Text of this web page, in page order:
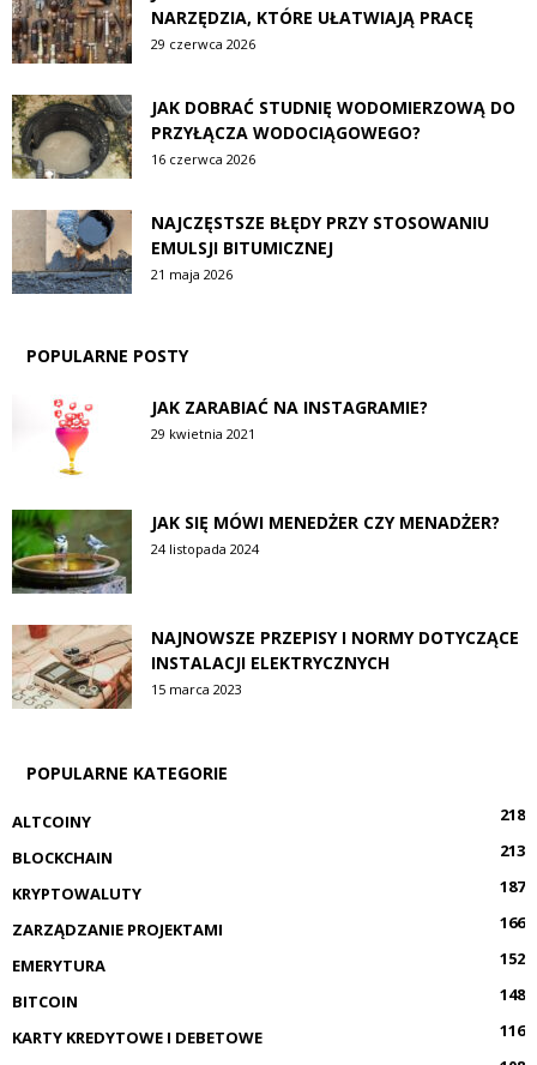
NARZĘDZIA, KTÓRE UŁATWIAJĄ PRACĘ
29 czerwca 2026
JAK DOBRAĆ STUDNIĘ WODOMIERZOWĄ DO
PRZYŁĄCZA WODOCIĄGOWEGO?
16 czerwca 2026
NAJCZĘSTSZE BŁĘDY PRZY STOSOWANIU
EMULSJI BITUMICZNEJ
21 maja 2026
POPULARNE POSTY
JAK ZARABIAĆ NA INSTAGRAMIE?
29 kwietnia 2021
JAK SIĘ MÓWI MENEDŻER CZY MENADŻER?
24 listopada 2024
NAJNOWSZE PRZEPISY I NORMY DOTYCZĄCE
INSTALACJI ELEKTRYCZNYCH
15 marca 2023
POPULARNE KATEGORIE
ALTCOINY
218
BLOCKCHAIN
213
KRYPTOWALUTY
187
ZARZĄDZANIE PROJEKTAMI
166
EMERYTURA
152
BITCOIN
148
KARTY KREDYTOWE I DEBETOWE
116